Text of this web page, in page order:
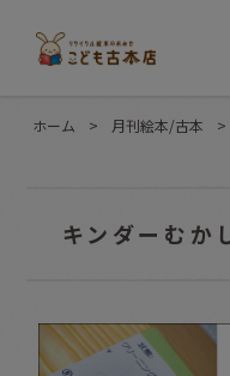
ホーム > 月刊絵本/古本 >
キンダーむか